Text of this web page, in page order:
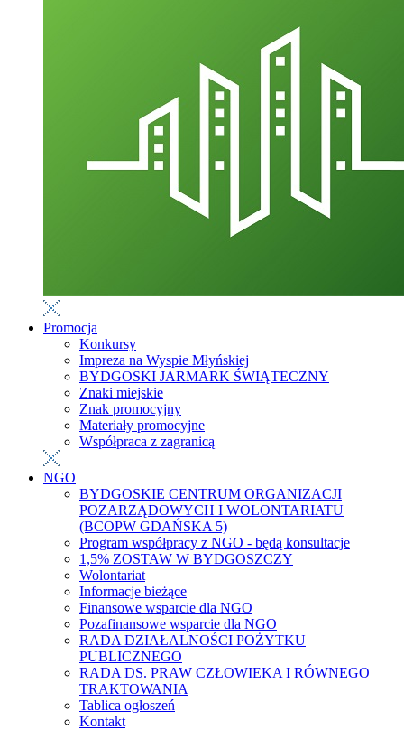
Promocja
Konkursy
Impreza na Wyspie Młyńskiej
BYDGOSKI JARMARK ŚWIĄTECZNY
Znaki miejskie
Znak promocyjny
Materiały promocyjne
Współpraca z zagranicą
NGO
BYDGOSKIE CENTRUM ORGANIZACJI
POZARZĄDOWYCH I WOLONTARIATU
(BCOPW GDAŃSKA 5)
Program współpracy z NGO - będą konsultacje
1,5% ZOSTAW W BYDGOSZCZY
Wolontariat
Informacje bieżące
Finansowe wsparcie dla NGO
Pozafinansowe wsparcie dla NGO
RADA DZIAŁALNOŚCI POŻYTKU
PUBLICZNEGO
RADA DS. PRAW CZŁOWIEKA I RÓWNEGO
TRAKTOWANIA
Tablica ogłoszeń
Kontakt